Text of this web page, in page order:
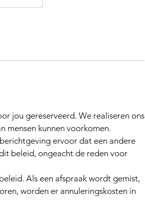
jou gereserveerd. We realiseren ons
mensen kunnen voorkomen.
ervoor dat een andere
beleid, ongeacht de reden voor
Als een afspraak wordt gemist,
worden er annuleringskosten in